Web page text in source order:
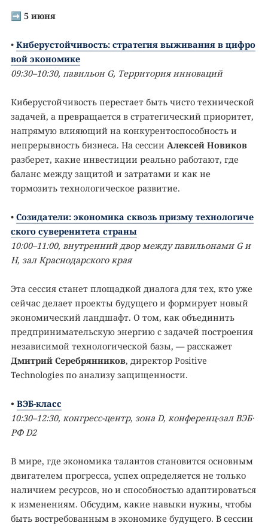
➡️ 5 июня
• Киберустойчивость: стратегия выживания в цифро
вой экономике
09:30–10:30, павильон G, Территория инноваций
Киберустойчивость перестает быть чисто технической
задачей, а превращается в стратегический приоритет,
напрямую влияющий на конкурентоспособность и
непрерывность бизнеса. На сессии Алексей Новиков
разберет, какие инвестиции реально работают, где
баланс между защитой и затратами и как не
тормозить технологическое развитие.
• Созидатели: экономика сквозь призму технологиче
ского суверенитета страны
10:00–11:00, внутренний двор между павильонами G и
H, зал Краснодарского края
Эта сессия станет площадкой диалога для тех, кто уже
сейчас делает проекты будущего и формирует новый
экономический ландшафт. О том, как объединить
предпринимательскую энергию с задачей построения
независимой технологической базы, — расскажет
Дмитрий Серебрянников, директор Positive
Technologies по анализу защищенности.
• ВЭБ-класс
10:30–12:30, конгресс-центр, зона D, конференц-зал ВЭБ․
РФ D2
В мире, где экономика талантов становится основным
двигателем прогресса, успех определяется не только
наличием ресурсов, но и способностью адаптироваться
к изменениям. Обсудим, какие навыки нужны, чтобы
быть востребованным в экономике будущего. В сессии